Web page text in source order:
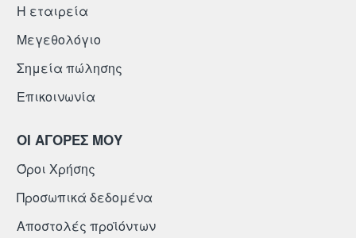
Η εταιρεία
Μεγεθολόγιο
Σημεία πώλησης
Επικοινωνία
ΟΙ ΑΓΟΡΕΣ ΜΟΥ
Όροι Χρήσης
Προσωπικά δεδομένα
Αποστολές προϊόντων